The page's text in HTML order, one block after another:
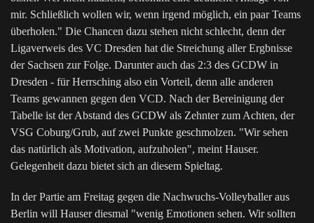
mir. Schließlich wollen wir, wenn irgend möglich, ein paar Teams
überholen." Die Chancen dazu stehen nicht schlecht, denn der
Ligaverweis des VC Dresden hat die Streichung aller Ergbnisse
der Sachsen zur Folge. Darunter auch das 2:3 des GCDW in
Dresden - für Herrsching also ein Vorteil, denn alle anderen
Teams gewannen gegen den VCD. Nach der Bereinigung der
Tabelle ist der Abstand des GCDW als Zehnter zum Achten, der
VSG Coburg/Grub, auf zwei Punkte geschmolzen. "Wir sehen
das natürlich als Motivation, aufzuholen", meint Hauser.
Gelegenheit dazu bietet sich an diesem Spieltag.
In der Partie am Freitag gegen die Nachwuchs-Volleyballer aus
Berlin will Hauser diesmal "wenig Emotionen sehen. Wir sollten